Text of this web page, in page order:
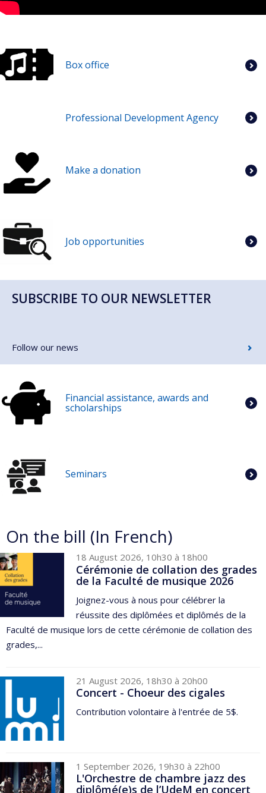
Box office
Professional Development Agency
Make a donation
Job opportunities
SUBSCRIBE TO OUR NEWSLETTER
Follow our news
Financial assistance, awards and
scholarships
Seminars
On the bill (In French)
18 August 2026, 10h30 à 18h00
Cérémonie de collation des grades
de la Faculté de musique 2026
Joignez-vous à nous pour célébrer la
réussite des diplômées et diplômés de la
Faculté de musique lors de cette cérémonie de collation des
grades,...
21 August 2026, 18h30 à 20h00
Concert - Choeur des cigales
Contribution volontaire à l'entrée de 5$.
1 September 2026, 19h30 à 22h00
L'Orchestre de chambre jazz des
diplômé(e)s de l’UdeM en concert